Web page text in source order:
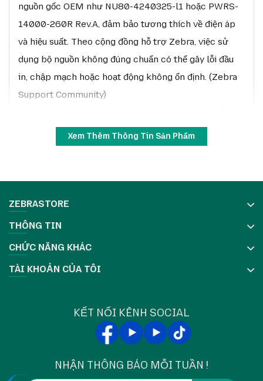
nguồn gốc OEM như NU80-4240325-l1 hoặc PWRS-
14000-260R Rev.A, đảm bảo tương thích về điện áp
và hiệu suất. Theo cộng đồng hỗ trợ Zebra, việc sử
dụng bộ nguồn không đúng chuẩn có thể gây lỗi đầu
in, chập mạch hoặc hoạt động không ổn định. (Zebra
Support Community)
dụng trong các dòng thiết bị công nghiệp mà cần
nguồn điện ổn định như máy in Zebra và đầu đọc RFID
dụng cố định.
Đặc điểm nổi bật
Điện áp đầu ra 24 V DC, dòng 3,25 A, công suất
78 W – cung cấp điện ổn định cho máy / thiết bị.
Phù hợp với các adapter OEM như NU80-
hợp khu vực quốc tế.
Thiết kế chống quá áp, bảo vệ ngắn mạch và quá
Thích hợp để thay thế hoặc bổ sung nguồn dự
Xem Thêm Thông Tin Sản Phẩm
ZEBRASTORE
THÔNG TIN
CHỨC NĂNG KHÁC
TÀI KHOẢN CỦA TÔI
KẾT NỐI KÊNH SOCIAL
NHẬN THÔNG BÁO MỖI TUẦN !